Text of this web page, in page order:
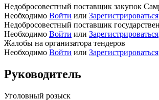
Недобросовестный поставщик закупок
Необходимо Войти или Зарегистрироваться
Недобросовестный поставщик
Необходимо Войти или Зарегистрироваться
Жалобы на организатора тендеров
Необходимо Войти или Зарегистрироваться
Руководитель
Уголовный розыск